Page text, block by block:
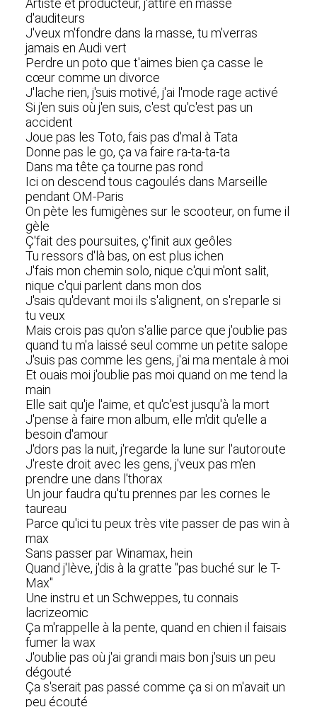
Artiste et producteur, j'attire en masse
d'auditeurs
J'veux m'fondre dans la masse, tu m'verras
jamais en Audi vert
Perdre un poto que t'aimes bien ça casse le
cœur comme un divorce
J'lache rien, j'suis motivé, j'ai l'mode rage activé
Si j'en suis où j'en suis, c'est qu'c'est pas un
accident
Joue pas les Toto, fais pas d'mal à Tata
Donne pas le go, ça va faire ra-ta-ta-ta
Dans ma tête ça tourne pas rond
Ici on descеnd tous cagoulés dans Marseille
pendant OM-Paris
On pètе les fumigènes sur le scooteur, on fume il
gèle
Ç'fait des poursuites, ç'finit aux geôles
Tu ressors d'là bas, on est plus ichen
J'fais mon chemin solo, nique c'qui m'ont salit,
nique c'qui parlent dans mon dos
J'sais qu'devant moi ils s'alignent, on s'reparle si
tu veux
Mais crois pas qu'on s'allie parce que j'oublie pas
quand tu m'a laissé seul comme un petite salope
J'suis pas comme les gens, j'ai ma mentale à moi
Et ouais moi j'oublie pas moi quand on me tend la
main
Elle sait qu'je l'aime, et qu'c'est jusqu'à la mort
J'pense à faire mon album, elle m'dit qu'elle a
besoin d'amour
J'dors pas la nuit, j'regarde la lune sur l'autoroute
J'reste droit avec les gens, j'veux pas m'en
prendre une dans l'thorax
Un jour faudra qu'tu prennes par les cornes le
taureau
Parce qu'ici tu peux très vite passer de pas win à
max
Sans passer par Winamax, hein
Quand j'lève, j'dis à la gratte "pas buché sur le T-
Max"
Une instru et un Schweppes, tu connais
lacrizeomic
Ça m'rappelle à la pente, quand en chien il faisais
fumer la wax
J'oublie pas où j'ai grandi mais bon j'suis un peu
dégouté
Ça s'serait pas passé comme ça si on m'avait un
peu écouté